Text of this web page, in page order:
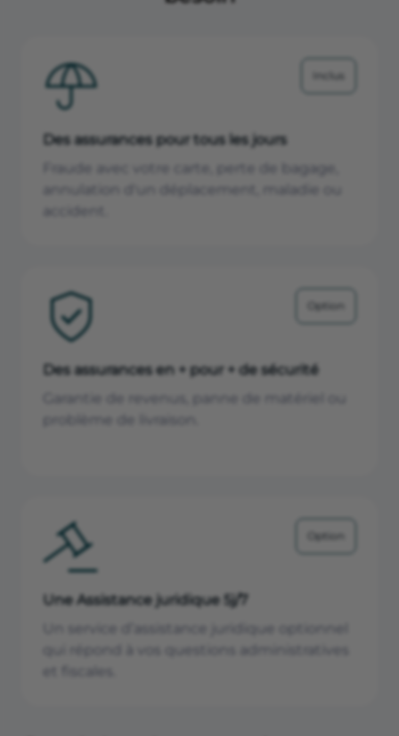
Inclus
Des assurances pour tous les jours
Fraude avec votre carte, perte de bagage,
annulation d'un déplacement, maladie ou
accident.
Option
Des assurances en + pour + de sécurité
Garantie de revenus, panne de matériel ou
Option
Une Assistance juridique 5j/7
Un service d’assistance juridique optionnel
qui répond à vos questions administratives